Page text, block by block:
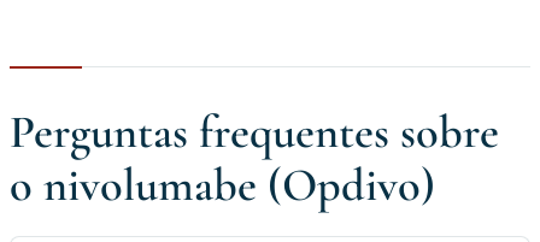
Perguntas frequentes sobre
o nivolumabe (Opdivo)